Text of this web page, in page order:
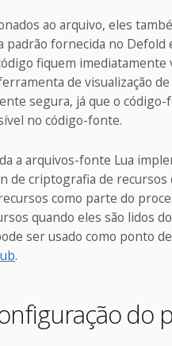
ao arquivo, eles
fornecida no Defold
fiquem imediatamente
de visualização
segura, já que o
no código-fonte.
a arquivos-fonte Lua
de criptografia de recursos
como parte do
quando eles são lidos
ser usado como ponto
.
do